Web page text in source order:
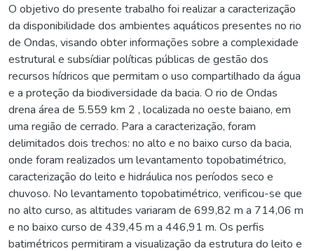
O objetivo do presente trabalho foi realizar a caracterização
da disponibilidade dos ambientes aquáticos presentes no rio
de Ondas, visando obter informações sobre a complexidade
estrutural e subsídiar políticas públicas de gestão dos
recursos hídricos que permitam o uso compartilhado da água
e a proteção da biodiversidade da bacia. O rio de Ondas
drena área de 5.559 km 2 , localizada no oeste baiano, em
uma região de cerrado. Para a caracterização, foram
delimitados dois trechos: no alto e no baixo curso da bacia,
onde foram realizados um levantamento topobatimétrico,
caracterização do leito e hidráulica nos períodos seco e
chuvoso. No levantamento topobatimétrico, verificou-se que
no alto curso, as altitudes variaram de 699,82 m a 714,06 m
e no baixo curso de 439,45 m a 446,91 m. Os perfis
batimétricos permitiram a visualização da estrutura do leito e